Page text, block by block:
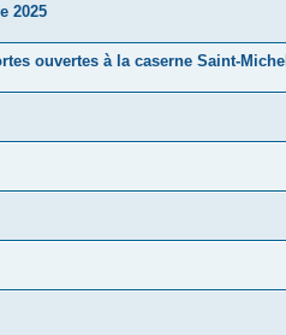
2025
ouvertes à la caserne Saint-Michel